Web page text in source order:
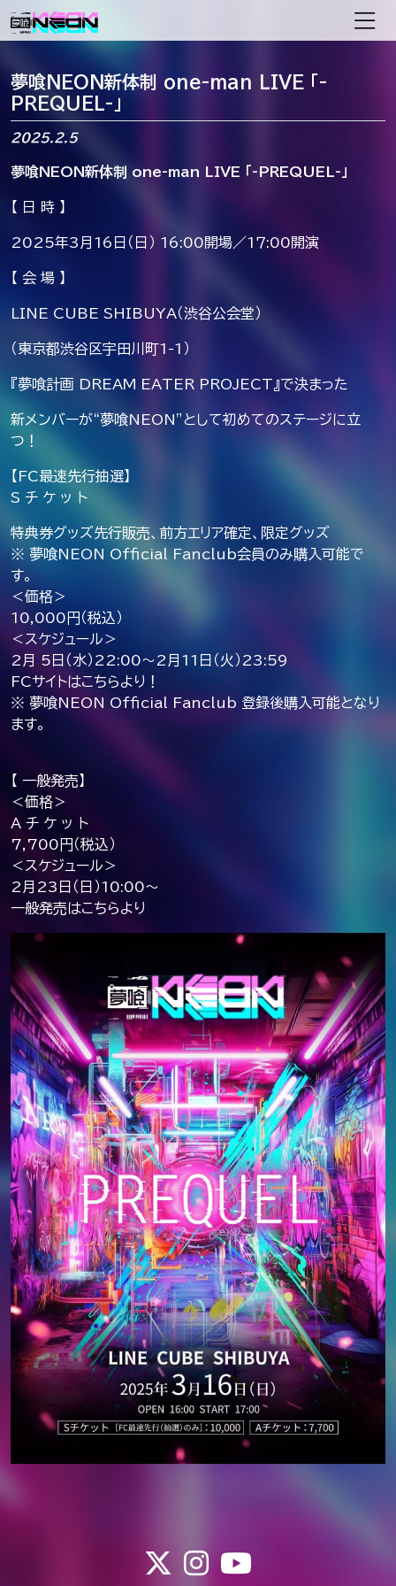
メインナビゲーション
夢喰NEON新体制 one-man LIVE 「-
PREQUEL-」
2025.2.5
夢喰NEON新体制 one-man LIVE 「-PREQUEL-」
【 日 時 】
2025年3月16日（日） 16:00開場／1７:00開演
【 会 場 】
LINE CUBE SHIBUYA（渋谷公会堂）
（東京都渋谷区宇田川町1-1）
『夢喰計画 DREAM EATER PROJECT』で決まった
新メンバーが“夢喰NEON”として初めてのステージに立
つ！
【FC最速先行抽選】
S チ ケ ッ ト
特典券グッズ先行販売、前方エリア確定、限定グッズ
※ 夢喰NEON Official Fanclub会員のみ購入可能で
す。
＜価格＞
10,000円（税込）
＜スケジュール＞
2月 5日（水）22:00～2月11日（火）23:59
FCサイトはこちらより！
※ 夢喰NEON Official Fanclub 登録後購入可能となり
ます。
【 一般発売】
＜価格＞
A チ ケ ッ ト
7,700円（税込）
＜スケジュール＞
2月23日（日）10:00～
一般発売はこちらより